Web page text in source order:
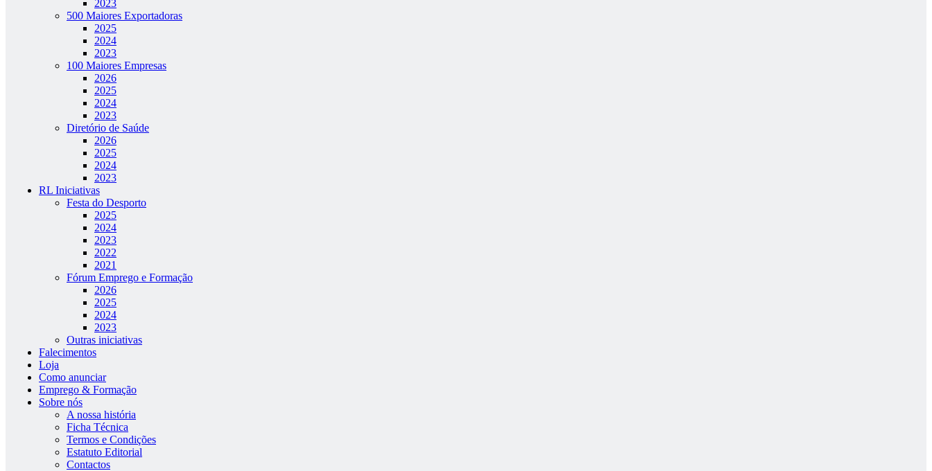
2023
500 Maiores Exportadoras
2025
2024
2023
100 Maiores Empresas
2026
2025
2024
2023
Diretório de Saúde
2026
2025
2024
2023
RL Iniciativas
Festa do Desporto
2025
2024
2023
2022
2021
Fórum Emprego e Formação
2026
2025
2024
2023
Outras iniciativas
Falecimentos
Loja
Como anunciar
Emprego & Formação
Sobre nós
A nossa história
Ficha Técnica
Termos e Condições
Estatuto Editorial
Contactos